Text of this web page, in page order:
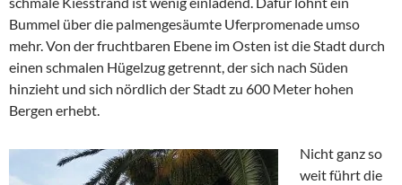
Bummel über die palmengesäumte Uferpromenade umso
mehr. Von der fruchtbaren Ebene im Osten ist die Stadt durch
einen schmalen Hügelzug getrennt, der sich nach Süden
hinzieht und sich nördlich der Stadt zu 600 Meter hohen
Bergen erhebt.
Nicht ganz so
weit führt die